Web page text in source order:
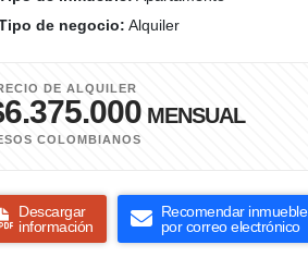
de negocio: Alquiler
DE ALQUILER
MENSUAL
COLOMBIANOS
Descargar
información
Recomendar inmueble
por correo electrónico